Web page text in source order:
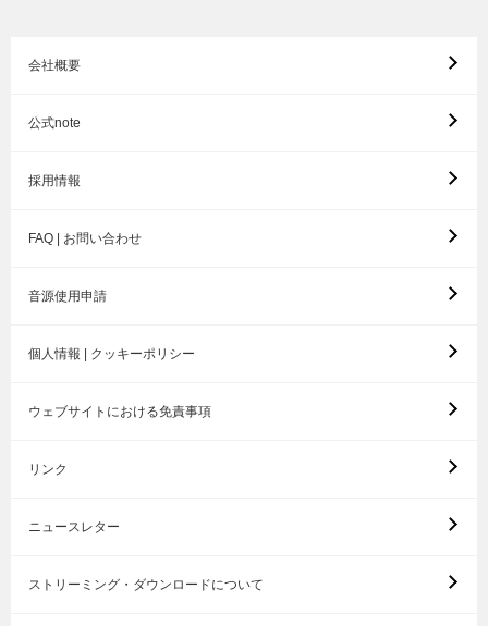
会社概要
公式note
採用情報
FAQ | お問い合わせ
音源使用申請
個人情報 | クッキーポリシー
ウェブサイトにおける免責事項
リンク
ニュースレター
ストリーミング・ダウンロードについて